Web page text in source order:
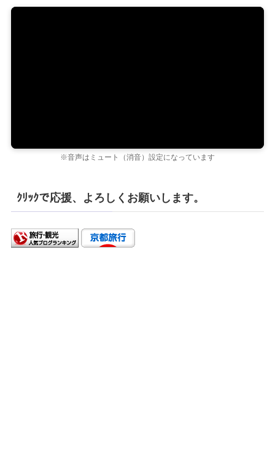
※音声はミュート（消音）設定になっています
ｸﾘｯｸで応援、よろしくお願いします。